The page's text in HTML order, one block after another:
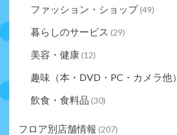
ファッション・ショップ(49)
暮らしのサービス (29)
美容・健康(12)
趣味（本・DVD・PC・カメラ他）
飲食・食料品 (30)
フロア別店舗情報 (207)